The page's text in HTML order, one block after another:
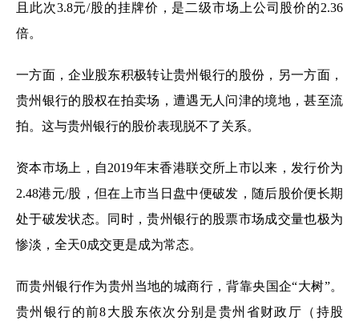
且此次3.8元/股的挂牌价，是二级市场上公司股价的2.36
倍。
一方面，企业股东积极转让贵州银行的股份，另一方面，
贵州银行的股权在拍卖场，遭遇无人问津的境地，甚至流
拍。这与贵州银行的股价表现脱不了关系。
资本市场上，自2019年末香港联交所上市以来，发行价为
2.48港元/股，但在上市当日盘中便破发，随后股价便长期
处于破发状态。同时，贵州银行的股票市场成交量也极为
惨淡，全天0成交更是成为常态。
而贵州银行作为贵州当地的城商行，背靠央国企“大树”。
贵州银行的前8大股东依次分别是贵州省财政厅（持股